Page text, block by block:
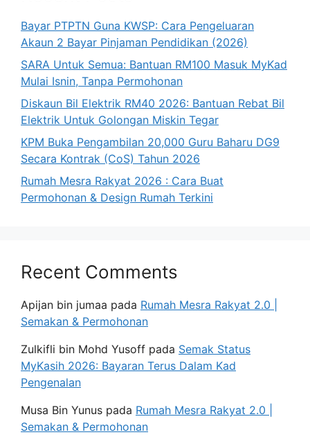
Bayar PTPTN Guna KWSP: Cara Pengeluaran
Akaun 2 Bayar Pinjaman Pendidikan (2026)
SARA Untuk Semua: Bantuan RM100 Masuk MyKad
Mulai Isnin, Tanpa Permohonan
Diskaun Bil Elektrik RM40 2026: Bantuan Rebat Bil
Elektrik Untuk Golongan Miskin Tegar
KPM Buka Pengambilan 20,000 Guru Baharu DG9
Secara Kontrak (CoS) Tahun 2026
Rumah Mesra Rakyat 2026 : Cara Buat
Permohonan & Design Rumah Terkini
Recent Comments
Apijan bin jumaa pada Rumah Mesra Rakyat 2.0 |
Semakan & Permohonan
Zulkifli bin Mohd Yusoff pada Semak Status
MyKasih 2026: Bayaran Terus Dalam Kad
Pengenalan
Musa Bin Yunus pada Rumah Mesra Rakyat 2.0 |
Semakan & Permohonan